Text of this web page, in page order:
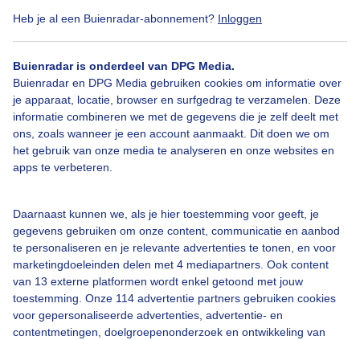
Heb je al een Buienradar-abonnement? Inloggen
Buienradar is onderdeel van DPG Media.
Buienradar en DPG Media gebruiken cookies om informatie over
je apparaat, locatie, browser en surfgedrag te verzamelen. Deze
informatie combineren we met de gegevens die je zelf deelt met
ons, zoals wanneer je een account aanmaakt. Dit doen we om
het gebruik van onze media te analyseren en onze websites en
apps te verbeteren.
Daarnaast kunnen we, als je hier toestemming voor geeft, je
gegevens gebruiken om onze content, communicatie en aanbod
te personaliseren en je relevante advertenties te tonen, en voor
marketingdoeleinden delen met 4 mediapartners. Ook content
van 13 externe platformen wordt enkel getoond met jouw
toestemming. Onze 114 advertentie partners gebruiken cookies
voor gepersonaliseerde advertenties, advertentie- en
contentmetingen, doelgroepenonderzoek en ontwikkeling van
Zomer Zon Wolken
Bekijk slideshow
Over Buienradar